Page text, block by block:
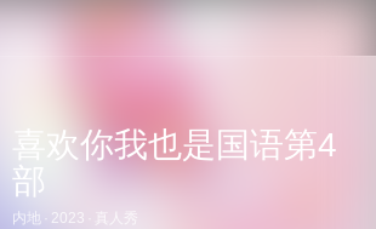
喜欢你我也是国语第4
部
内地 2023 真人秀